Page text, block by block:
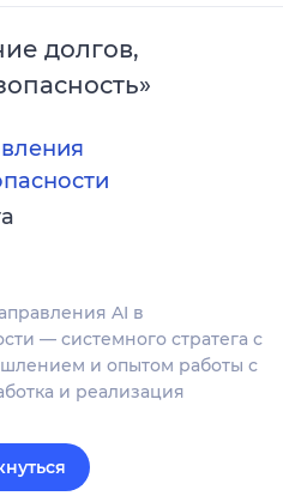
долгов,
»
AI в
— системного стратега с
и опытом работы с
и реализация